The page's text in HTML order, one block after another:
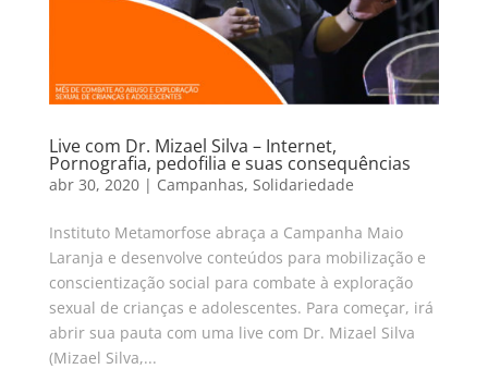
Live com Dr. Mizael Silva – Internet,
Pornografia, pedofilia e suas consequências
abr 30, 2020| Campanhas, Solidariedade
Instituto Metamorfose abraça a Campanha Maio
Laranja e desenvolve conteúdos para mobilização e
conscientização social para combate à exploração
sexual de crianças e adolescentes. Para começar, irá
abrir sua pauta com uma live com Dr. Mizael Silva
(Mizael Silva,...